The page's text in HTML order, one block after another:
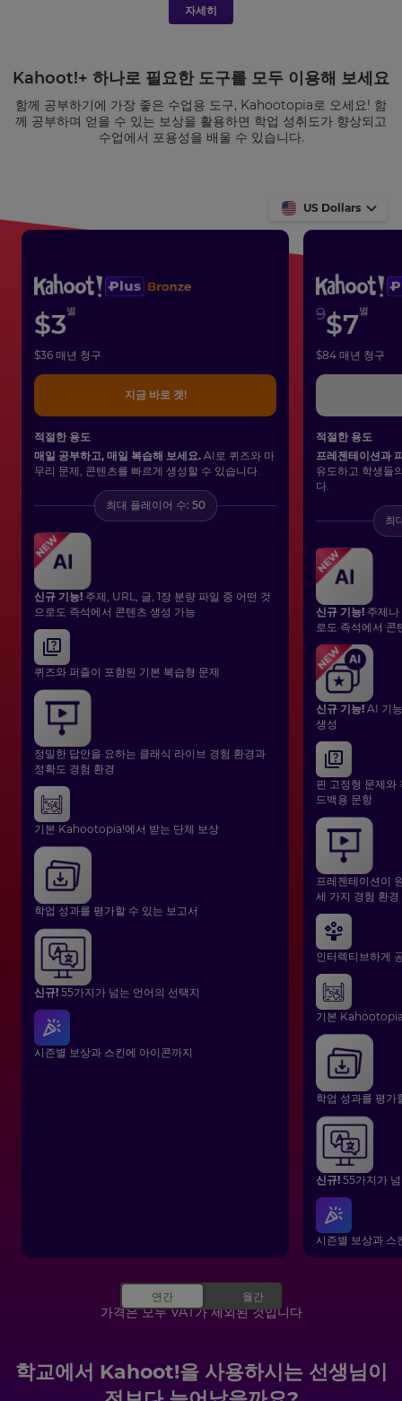
자세히
Kahoot!+ 하나로 필요한 도구를 모두 이용해 보세요
함께 공부하기에 가장 좋은 수업용 도구, Kahootopia로 오세요! 함
께 공부하며 얻을 수 있는 보상을 활용하면 학업 성취도가 향상되고
수업에서 포용성을 배울 수 있습니다.
US Dollars
$3별
$36 매년 청구
지금 바로 겟!
적절한 용도
매일 공부하고, 매일 복습해 보세요. AI로 퀴즈와 마
무리 문제, 콘텐츠를 빠르게 생성할 수 있습니다.
최대 플레이어 수: 50
신규 기능! 주제, URL, 글, 1장 분량 파일 중 어떤 것
으로도 즉석에서 콘텐츠 생성 가능
퀴즈와 퍼즐이 포함된 기본 복습형 문제
정밀한 답안을 요하는 클래식 라이브 경험 환경과
정확도 경험 환경
기본 Kahootopia!에서 받는 단체 보상
학업 성과를 평가할 수 있는 보고서
신규! 55가지가 넘는 언어의 선택지
시즌별 보상과 스킨에 아이콘까지
9$7별
$84 매년 청구
적절한 용도
프레젠테이션과
유도하고 학생들
다.
최
신규 기능! 주제
로도 즉석에서 콘
신규 기능! AI 기
생성
핀 고정형 문제와
드백용 문항
프레젠테이션이
세 가지 경험 환경
인터렉티브하게
기본
학업 성과를 평가
신규! 55가지가
시즌별 보상과 스
가격은 모두 VAT가 제외된 것입니다
학교에서 Kahoot!을 사용하시는 선생님이
및
비
스
돼